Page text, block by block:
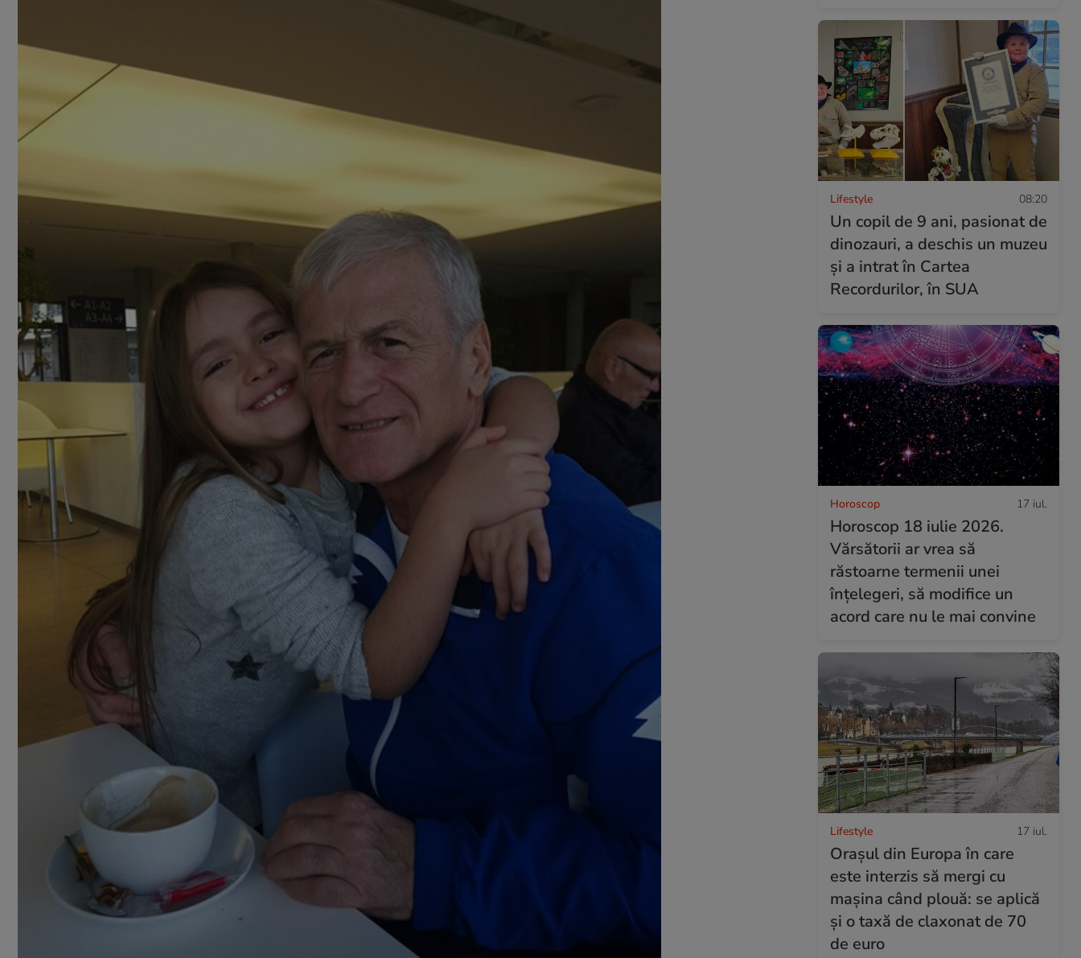
Lifestyle 08:20
Un copil de 9 ani, pasionat de
dinozauri, a deschis un muzeu
și a intrat în Cartea
Recordurilor, în SUA
Horoscop 17 iul.
Horoscop 18 iulie 2026.
Vărsătorii ar vrea să
răstoarne termenii unei
înțelegeri, să modifice un
acord care nu le mai convine
Lifestyle 17 iul.
Orașul din Europa în care
este interzis să mergi cu
mașina când plouă: se aplică
și o taxă de claxonat de 70
de euro